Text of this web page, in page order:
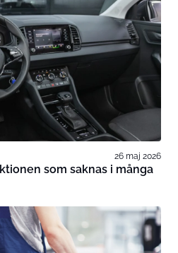
26 maj 2026
som saknas i många